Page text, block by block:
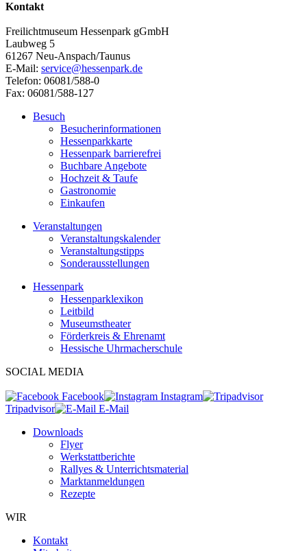
Kontakt
Freilichtmuseum Hessenpark gGmbH
Laubweg 5
61267 Neu-Anspach/Taunus
E-Mail: service@hessenpark.de
Telefon: 06081/588-0
Fax: 06081/588-127
Besuch
Besucherinformationen
Hessenparkkarte
Hessenpark barrierefrei
Buchbare Angebote
Hochzeit & Taufe
Gastronomie
Einkaufen
Veranstaltungen
Veranstaltungskalender
Veranstaltungstipps
Sonderausstellungen
Hessenpark
Hessenparklexikon
Leitbild
Museumstheater
Förderkreis & Ehrenamt
Hessische Uhrmacherschule
SOCIAL MEDIA
Facebook
Instagram
Tripadvisor
E-Mail
Downloads
Flyer
Werkstattberichte
Rallyes & Unterrichtsmaterial
Marktanmeldungen
Rezepte
WIR
Kontakt